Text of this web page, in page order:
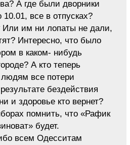
А где были дворники
все в отпусках?
Или им ни лопаты не дали,
Интересно, что было
в каком- нибудь
А кто теперь
людям все потери
бездействия
и здоровье кто вернет?
помнить, что «Рафик
будет.
всем Одесситам